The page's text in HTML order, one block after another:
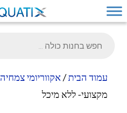
עמוד הבית/אקווריומי צמחיה
מקצועי- ללא מיכל